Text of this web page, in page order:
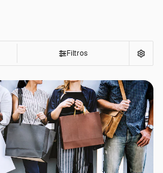
Filtros